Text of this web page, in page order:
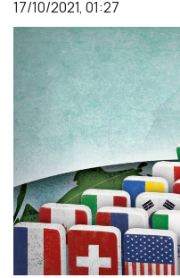
17/10/2021, 01:27